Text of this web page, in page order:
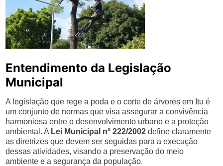
Entendimento da Legislação
Municipal
A legislação que rege a poda e o corte de árvores em Itu é
um conjunto de normas que visa assegurar a convivência
harmoniosa entre o desenvolvimento urbano e a proteção
ambiental. A Lei Municipal nº 222/2002 define claramente
as diretrizes que devem ser seguidas para a execução
dessas atividades, visando a preservação do meio
ambiente e a segurança da população.